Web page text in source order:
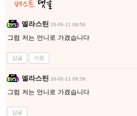
엘라스틴 26-06-11 09:56
그럼 저는 언니로 가겠습니다
답글 이동
엘라스틴 26-06-11 09:56
그럼 저는 언니로 가겠습니다
답글